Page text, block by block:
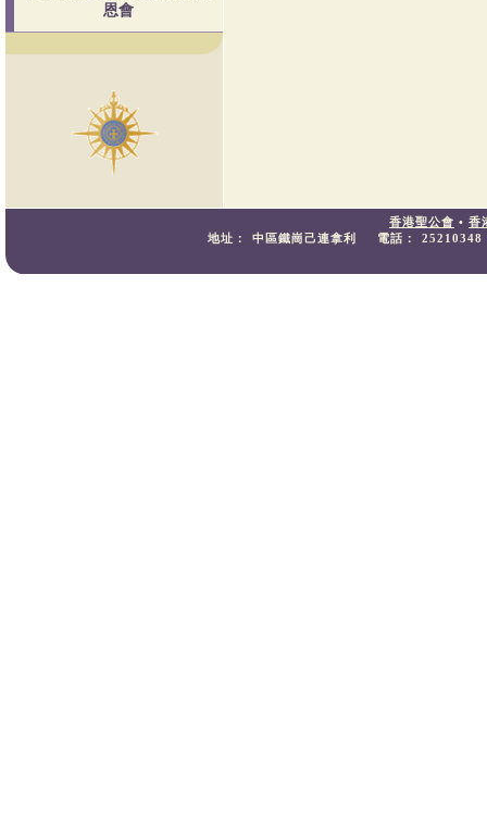
恩會
香港聖公會 • 香
地址：
中區鐵崗己連拿利 電話： 25210348